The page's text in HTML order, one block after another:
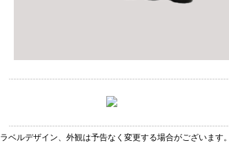
ラベルデザイン、外観は予告なく変更する場合がございます